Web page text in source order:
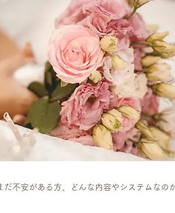
だ不安がある方、どんな内容やシステムなの